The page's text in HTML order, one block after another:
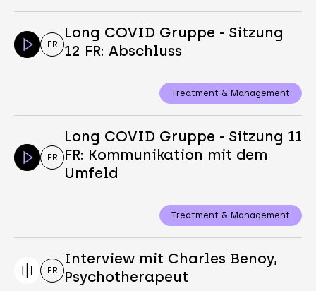
FR
Long COVID Gruppe - Sitzung
12 FR: Abschluss
Treatment & Management
FR
Long COVID Gruppe - Sitzung 11
FR: Kommunikation mit dem
Umfeld
Treatment & Management
FR
Interview mit Charles Benoy,
Psychotherapeut